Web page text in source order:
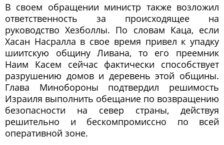
В своем обращении министр также возложил
ответственность за происходящее на
руководство Хезболлы. По словам Каца, если
Хасан Насралла в свое время привел к упадку
шиитскую общину Ливана, то его преемник
Наим Касем сейчас фактически способствует
разрушению домов и деревень этой общины.
Глава Минобороны подтвердил решимость
Израиля выполнить обещание по возвращению
безопасности на север страны, действуя
решительно и бескомпромиссно по всей
оперативной зоне.